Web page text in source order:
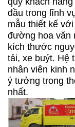
đầu trong lĩnh
mẫu thiết kế
đường hoa văn
kích thước
tải, xe buýt. Hệ
nhân viên kinh
ý tưởng trong
nhất.